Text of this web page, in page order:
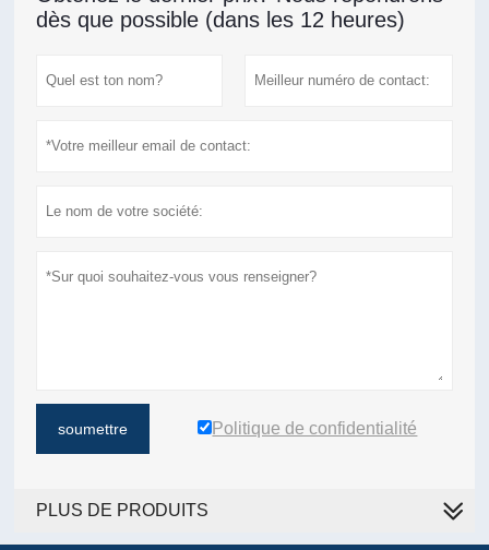
dès que possible (dans les 12 heures)
soumettre Politique de confidentialité
PLUS DE PRODUITS